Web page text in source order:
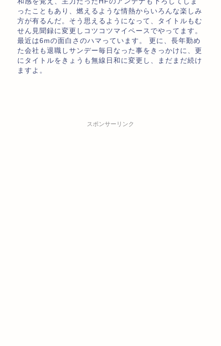
ったこともあり、燃えるような情熱からいろんな楽しみ
方が有るんだ。そう思えるようになって、タイトルもむ
せん見聞録に変更しコツコツマイペースでやってます。
最近は6mの面白さのハマっています。 更に、長年勤め
た会社も退職しサンデー毎日なった事をきっかけに、更
にタイトルをきょうも無線日和に変更し、まだまだ続け
ますよ。
スポンサーリンク